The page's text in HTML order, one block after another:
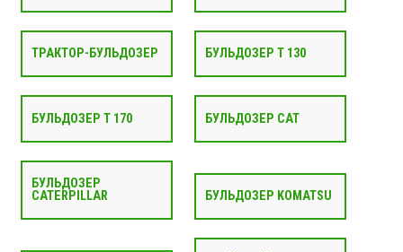
ТРАКТОР-БУЛЬДОЗЕР БУЛЬДОЗЕР Т 130
БУЛЬДОЗЕР Т 170 БУЛЬДОЗЕР CAT
БУЛЬДОЗЕР
CATERPILLAR
БУЛЬДОЗЕР KOMATSU